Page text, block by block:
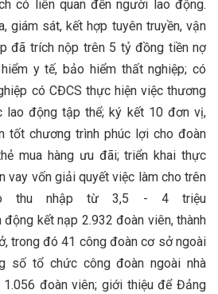
có liên quan đến người lao động.
giám sát, kết hợp tuyên truyền, vận
đã trích nộp trên 5 tỷ đồng tiền nợ
y tế, bảo hiểm thất nghiệp; có
có CĐCS thực hiện việc thương
lao động tập thể; ký kết 10 đơn vị,
tốt chương trình phúc lợi cho đoàn
mua hàng ưu đãi; triển khai thực
vay vốn giải quyết việc làm cho trên
thu nhập từ 3,5 - 4 triệu
kết nạp 2.932 đoàn viên, thành
trong đó 41 công đoàn cơ sở ngoài
số tổ chức công đoàn ngoài nhà
đoàn viên; giới thiệu để Đảng